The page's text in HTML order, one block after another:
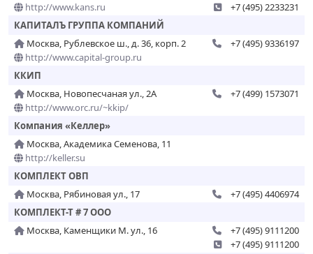
http://www.kans.ru
+7 (495) 2233231
КАПИТАЛЪ ГРУППА КОМПАНИЙ
Москва, Рублевское ш., д. 36, корп. 2
http://www.capital-group.ru
+7 (495) 9336197
ККИП
Москва, Новопесчаная ул., 2А
http://www.orc.ru/~kkip/
+7 (499) 1573071
Компания «Келлер»
Москва, Академика Семенова, 11
http://keller.su
КОМПЛЕКТ ОВП
Москва, Рябиновая ул., 17
+7 (495) 4406974
КОМПЛЕКТ-Т # 7 ООО
Москва, Каменщики М. ул., 16
+7 (495) 9111200
+7 (495) 9111200